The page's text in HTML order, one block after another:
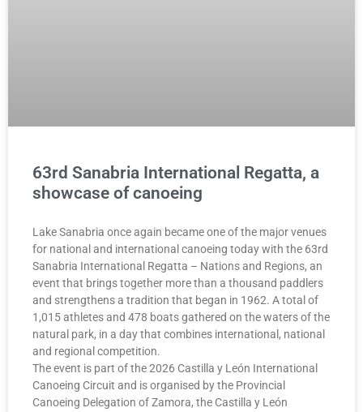
63rd Sanabria International Regatta, a
showcase of canoeing
Lake Sanabria once again became one of the major venues
for national and international canoeing today with the 63rd
Sanabria International Regatta – Nations and Regions, an
event that brings together more than a thousand paddlers
and strengthens a tradition that began in 1962. A total of
1,015 athletes and 478 boats gathered on the waters of the
natural park, in a day that combines international, national
and regional competition.
The event is part of the 2026 Castilla y León International
Canoeing Circuit and is organised by the Provincial
Canoeing Delegation of Zamora, the Castilla y León